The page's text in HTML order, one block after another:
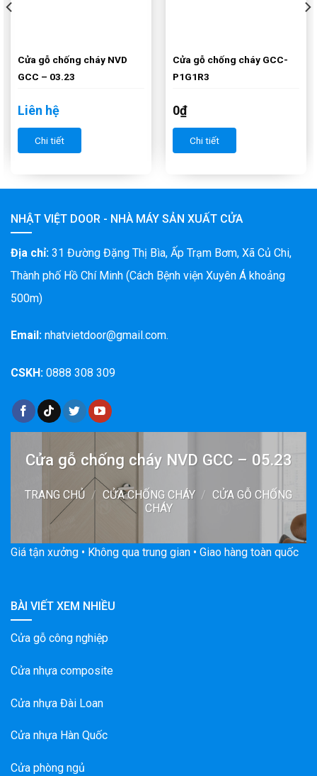
Cửa gỗ chống cháy NVD
GCC – 03.23
Liên hệ
Chi tiết
Cửa gỗ chống cháy GCC-
P1G1R3
0₫
Chi tiết
NHẬT VIỆT DOOR - NHÀ MÁY SẢN XUẤT CỬA
Địa chỉ: 31 Đường Đặng Thị Bìa, Ấp Trạm Bơm, Xã Củ Chi,
Thành phố Hồ Chí Minh (Cách Bệnh viện Xuyên Á khoảng
500m)
Email: nhatvietdoor@gmail.com.
CSKH: 0888 308 309
Cửa gỗ chống cháy NVD GCC – 05.23
TRANG CHỦ / CỬA CHỐNG CHÁY / CỬA GỖ CHỐNG
CHÁY
Giá tận xưởng • Không qua trung gian • Giao hàng toàn quốc
BÀI VIẾT XEM NHIỀU
Cửa gỗ công nghiệp
Cửa nhựa composite
Cửa nhựa Đài Loan
Cửa nhựa Hàn Quốc
Cửa phòng ngủ